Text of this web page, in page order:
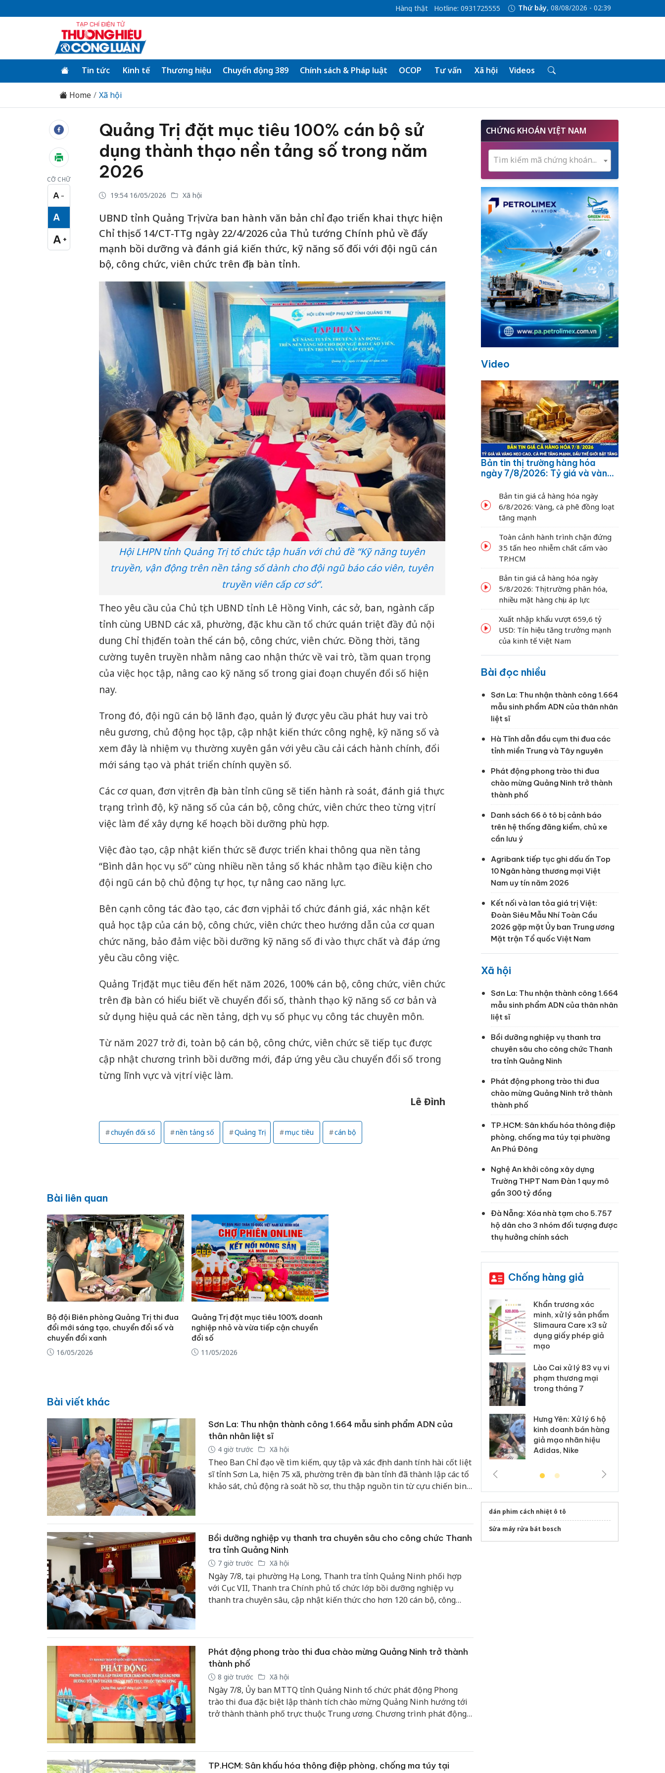
Hàng thật Hotline: 0931725555 Thứ bảy, 08/08/2026 - 02:39
Tin tức Kinh tế Thương hiệu Chuyển động 389 Chính sách & Pháp luật OCOP Tư vấn Xã hội Videos
Home Xã hội
CỠ CHỮ
A −
Cỡ chữ nhỏ
A
Cỡ chữ vừa
A +
Cỡ chữ lớn
Quảng Trị đặt mục tiêu 100% cán bộ sử
dụng thành thạo nền tảng số trong năm
2026
19:54 16/05/2026 Xã hội
UBND tỉnh Quảng Trị vừa ban hành văn bản chỉ đạo triển khai thực hiện
Chỉ thị số 14/CT-TTg ngày 22/4/2026 của Thủ tướng Chính phủ về đẩy
mạnh bồi dưỡng và đánh giá kiến thức, kỹ năng số đối với đội ngũ cán
bộ, công chức, viên chức trên địa bàn tỉnh.
Hội LHPN tỉnh Quảng Trị tổ chức tập huấn với chủ đề “Kỹ năng tuyên
truyền, vận động trên nền tảng số dành cho đội ngũ báo cáo viên, tuyên
truyền viên cấp cơ sở”.
Theo yêu cầu của Chủ tịch UBND tỉnh Lê Hồng Vinh, các sở, ban, ngành cấp
tỉnh cùng UBND các xã, phường, đặc khu cần tổ chức quán triệt đầy đủ nội
dung Chỉ thị đến toàn thể cán bộ, công chức, viên chức. Đồng thời, tăng
cường tuyên truyền nhằm nâng cao nhận thức về vai trò, tầm quan trọng
của việc học tập, nâng cao kỹ năng số trong giai đoạn chuyển đổi số hiện
nay.
Trong đó, đội ngũ cán bộ lãnh đạo, quản lý được yêu cầu phát huy vai trò
nêu gương, chủ động học tập, cập nhật kiến thức công nghệ, kỹ năng số và
xem đây là nhiệm vụ thường xuyên gắn với yêu cầu cải cách hành chính, đổi
mới sáng tạo và phát triển chính quyền số.
Các cơ quan, đơn vị trên địa bàn tỉnh cũng sẽ tiến hành rà soát, đánh giá thực
trạng trình độ, kỹ năng số của cán bộ, công chức, viên chức theo từng vị trí
việc làm để xây dựng kế hoạch bồi dưỡng phù hợp.
Việc đào tạo, cập nhật kiến thức sẽ được triển khai thông qua nền tảng
“Bình dân học vụ số” cùng nhiều nền tảng số khác nhằm tạo điều kiện cho
đội ngũ cán bộ chủ động tự học, tự nâng cao năng lực.
Bên cạnh công tác đào tạo, các đơn vị phải tổ chức đánh giá, xác nhận kết
quả học tập của cán bộ, công chức, viên chức theo hướng dẫn của cơ quan
chức năng, bảo đảm việc bồi dưỡng kỹ năng số đi vào thực chất và đáp ứng
yêu cầu công việc.
Quảng Trị đặt mục tiêu đến hết năm 2026, 100% cán bộ, công chức, viên chức
trên địa bàn có hiểu biết về chuyển đổi số, thành thạo kỹ năng số cơ bản và
sử dụng hiệu quả các nền tảng, dịch vụ số phục vụ công tác chuyên môn.
Từ năm 2027 trở đi, toàn bộ cán bộ, công chức, viên chức sẽ tiếp tục được
cập nhật chương trình bồi dưỡng mới, đáp ứng yêu cầu chuyển đổi số trong
từng lĩnh vực và vị trí việc làm.
Lê Đình
chuyển đối số nền tảng số Quảng Trị mục tiêu cán bộ
Bài liên quan
Bộ đội Biên phòng Quảng Trị thi đua
đổi mới sáng tạo, chuyển đổi số và
chuyển đổi xanh
16/05/2026
Quảng Trị đặt mục tiêu 100% doanh
nghiệp nhỏ và vừa tiếp cận chuyển
đổi số
11/05/2026
Bài viết khác
Sơn La: Thu nhận thành công 1.664 mẫu sinh phẩm ADN của
thân nhân liệt sĩ
4 giờ trước Xã hội
Theo Ban Chỉ đạo về tìm kiếm, quy tập và xác định danh tính hài cốt liệt
sĩ tỉnh Sơn La, hiện 75 xã, phường trên địa bàn tỉnh đã thành lập các tổ
khảo sát, chủ động rà soát hồ sơ, thu thập nguồn tin từ cựu chiến binh
Bồi dưỡng nghiệp vụ thanh tra chuyên sâu cho công chức Thanh
tra tỉnh Quảng Ninh
7 giờ trước Xã hội
Ngày 7/8, tại phường Hạ Long, Thanh tra tỉnh Quảng Ninh phối hợp
với Cục VII, Thanh tra Chính phủ tổ chức lớp bồi dưỡng nghiệp vụ
thanh tra chuyên sâu, cập nhật kiến thức cho hơn 120 cán bộ, công
Phát động phong trào thi đua chào mừng Quảng Ninh trở thành
thành phố
8 giờ trước Xã hội
Ngày 7/8, Ủy ban MTTQ tỉnh Quảng Ninh tổ chức phát động Phong
trào thi đua đặc biệt lập thành tích chào mừng Quảng Ninh hướng tới
trở thành thành phố trực thuộc Trung ương. Chương trình phát động
TP.HCM: Sân khấu hóa thông điệp phòng, chống ma túy tại
CHỨNG KHOÁN VIỆT NAM
Tìm kiếm mã chứng khoán...
Video
Bản tin thị trường hàng hóa
ngày 7/8/2026: Tỷ giá và vàng
dầu thế giới bật tăng
Bản tin giá cả hàng hóa ngày
6/8/2026: Vàng, cà phê đồng loạt
tăng mạnh
Toàn cảnh hành trình chặn đứng
35 tấn heo nhiễm chất cấm vào
TP.HCM
Bản tin giá cả hàng hóa ngày
5/8/2026: Thị trường phân hóa,
nhiều mặt hàng chịu áp lực
Xuất nhập khẩu vượt 659,6 tỷ
USD: Tín hiệu tăng trưởng mạnh
của kinh tế Việt Nam
Bài đọc nhiều
Sơn La: Thu nhận thành công 1.664
mẫu sinh phẩm ADN của thân nhân
liệt sĩ
Hà Tĩnh dẫn đầu cụm thi đua các
tỉnh miền Trung và Tây nguyên
Phát động phong trào thi đua
chào mừng Quảng Ninh trở thành
thành phố
Danh sách 66 ô tô bị cảnh báo
trên hệ thống đăng kiểm, chủ xe
cần lưu ý
Agribank tiếp tục ghi dấu ấn Top
10 Ngân hàng thương mại Việt
Nam uy tín năm 2026
Kết nối và lan tỏa giá trị Việt:
Đoàn Siêu Mẫu Nhí Toàn Cầu
2026 gặp mặt Ủy ban Trung ương
Mặt trận Tổ quốc Việt Nam
Xã hội
Sơn La: Thu nhận thành công 1.664
mẫu sinh phẩm ADN của thân nhân
liệt sĩ
Bồi dưỡng nghiệp vụ thanh tra
chuyên sâu cho công chức Thanh
tra tỉnh Quảng Ninh
Phát động phong trào thi đua
chào mừng Quảng Ninh trở thành
thành phố
TP.HCM: Sân khấu hóa thông điệp
phòng, chống ma túy tại phường
An Phú Đông
Nghệ An khởi công xây dựng
Trường THPT Nam Đàn 1 quy mô
gần 300 tỷ đồng
Đà Nẵng: Xóa nhà tạm cho 5.757
hộ dân cho 3 nhóm đối tượng được
thụ hưởng chính sách
Chống hàng giả
Thanh Hóa: Tìm bị
Khẩn trương xác
minh, xử lý sản phẩm
Slimaura Care x3 sử
dụng giấy phép giả
mạo
Lào Cai xử lý 83 vụ vi
phạm thương mại
trong tháng 7
Hưng Yên: Xử lý 6 hộ
kinh doanh bán hàng
giả mạo nhãn hiệu
Adidas, Nike
dán phim cách nhiệt ô tô
Sửa máy rửa bát bosch